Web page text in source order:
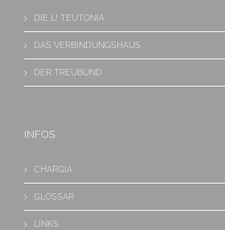
DIE L! TEUTONIA
DAS VERBINDUNGSHAUS
DER TREUBUND
INFOS
CHARGIA
GLOSSAR
LINKS